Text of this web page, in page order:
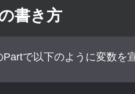
書き方
Partで以下のように変数を